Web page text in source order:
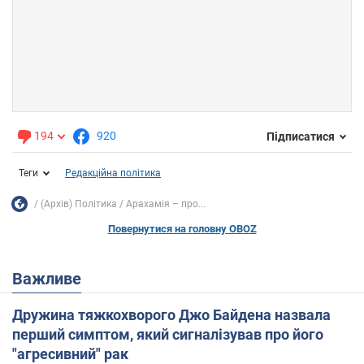
194 920 Підписатися
Теги Редакційна політика
(Архів) Політика Арахамія – про...
Повернутися на головну OBOZ
Важливе
Дружина тяжкохворого Джо Байдена назвала
перший симптом, який сигналізував про його
"агресивний" рак